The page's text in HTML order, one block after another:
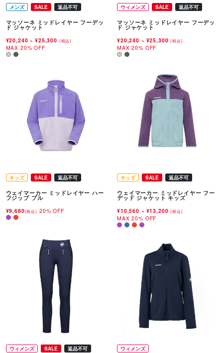
メンズ SALE 返品不可
マッソーネ ミッドレイヤー フーデッ
ド ジャケット
¥20,240~ ¥25,300 (税込)
MAX 20% OFF
ウィメンズ SALE 返品不可
マッソーネ ミッドレイヤー フーデッ
ド ジャケット
¥20,240 ~ ¥25,300(税込)
MAX 20% OFF
キッズ SALE 返品不可
ウェイマーカー ミッドレイヤー ハー
フジップ プル
¥9,680(税込) 20% OFF
キッズ SALE 返品不可
ウェイマーカー ミッドレイヤー フー
デッド ジャケット キッズ
¥10,560 ~ ¥13,200(税込)
MAX 20% OFF
ウィメンズ SALE 返品不可 ウィメンズ